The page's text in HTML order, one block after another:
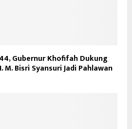
Gubernur Khofifah Dukung
M. Bisri Syansuri Jadi Pahlawan